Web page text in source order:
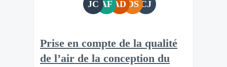
JC AF AD OS CJ
Prise en compte de la qualité
de l’air de la conception du